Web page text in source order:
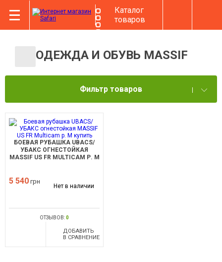
Каталог
товаров
ОДЕЖДА И ОБУВЬ MASSIF
Фильтр товаров
БОЕВАЯ РУБАШКА UBACS/
УБАКС ОГНЕСТОЙКАЯ
MASSIF US FR MULTICAM Р. М
5 540 грн
Нет в наличии
ОТЗЫВОВ:0
ДОБАВИТЬ
В СРАВНЕНИЕ